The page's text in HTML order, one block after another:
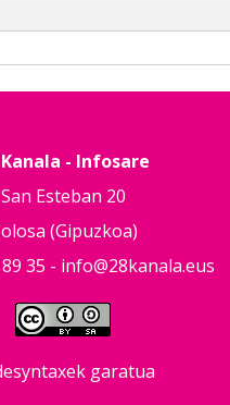
Kanala - Infosare
San Esteban 20
(Gipuzkoa)
35 - info@28kanala.eus
garatua